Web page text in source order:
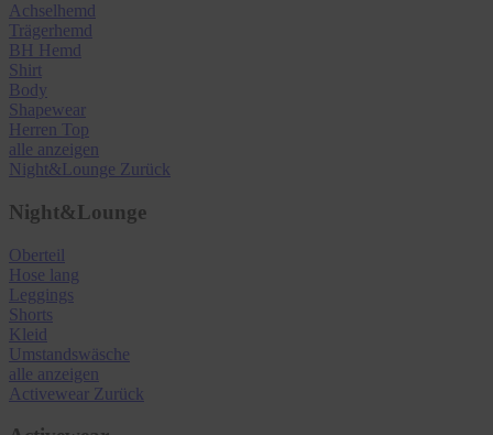
Achselhemd
Trägerhemd
BH Hemd
Shirt
Body
Shapewear
Herren Top
alle anzeigen
Night&Lounge Zurück
Night&Lounge
Oberteil
Hose lang
Leggings
Shorts
Kleid
Umstandswäsche
alle anzeigen
Activewear Zurück